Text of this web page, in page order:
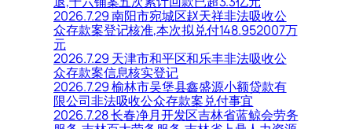
2026.7.29 南阳市宛城区赵天祥非法吸收公
众存款案登记核准,本次拟兑付148.952007万
元
2026.7.29 天津市和平区和乐丰非法吸收公
众存款案信息核实登记
2026.7.29 榆林市吴堡县鑫盛源小额贷款有
限公司非法吸收公众存款案兑付事宜
2026.7.28 长春净月开发区吉林省蓝鲸会劳务